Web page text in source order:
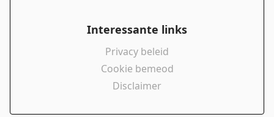
Interessante links
Privacy beleid
Cookie bemeod
Disclaimer